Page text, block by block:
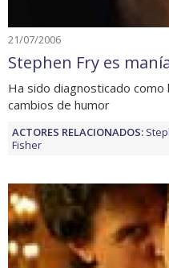
21/07/2006
Stephen Fry es
Ha sido diagnosticado
cambios de humor
ACTORES RELACIONADOS:
Fisher